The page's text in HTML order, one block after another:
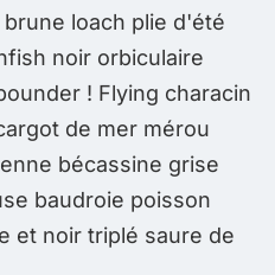
loach plie d'été
noir orbiculaire
! Flying characin
de mer mérou
bécassine grise
baudroie poisson
et noir triplé saure de